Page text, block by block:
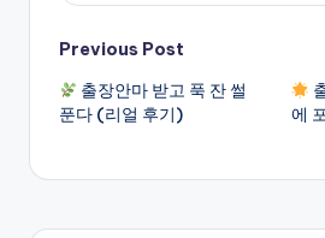
Post
navigation
Previous Post
출장안마 받고 푹 잔 썰
푼다 (리얼 후기)
에